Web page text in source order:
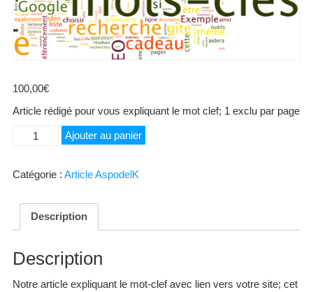
100,00€
Article rédigé pour vous expliquant le mot clef; 1 exclu par page
quantité
Ajouter au panier
Catégorie : Article AspodelK
Description
Description
Notre article expliquant le mot-clef avec lien vers votre site; cet